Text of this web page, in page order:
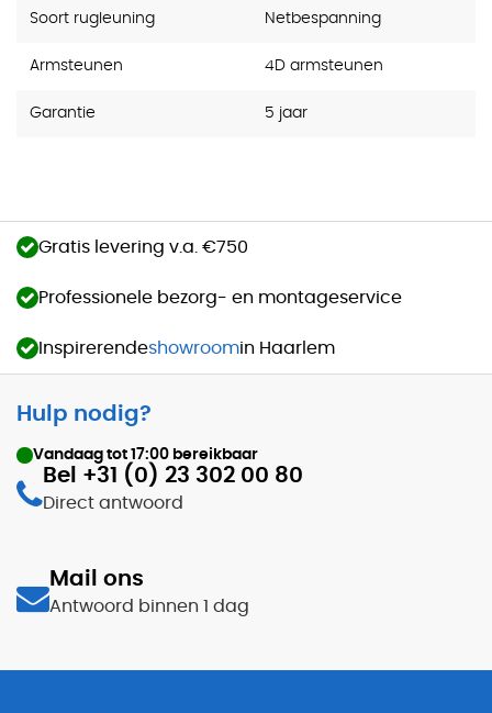
Soort rugleuning Netbespanning
Armsteunen 4D armsteunen
Garantie 5 jaar
Gratis levering v.a. €750
Professionele bezorg- en montageservice
Inspirerendeshowroomin Haarlem
Hulp nodig?
Vandaag tot 17:00 bereikbaar
Bel +31 (0) 23 302 00 80
Direct antwoord
Mail ons
Antwoord binnen 1 dag